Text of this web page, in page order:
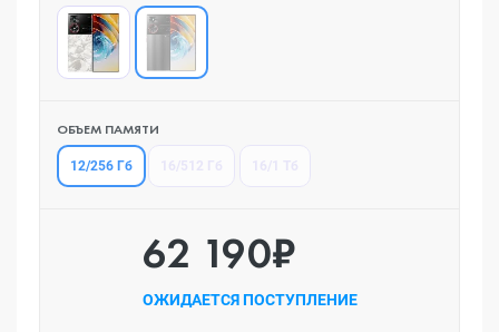
ОБЪЕМ ПАМЯТИ
12/256 Гб
62 190₽
ОЖИДАЕТСЯ ПОСТУПЛЕНИЕ